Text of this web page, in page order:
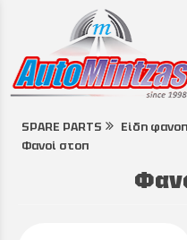
SPARE PARTS Είδη
Φανοί στοπ